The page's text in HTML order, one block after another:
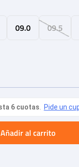
09.0 09.5
Añadir al carrito